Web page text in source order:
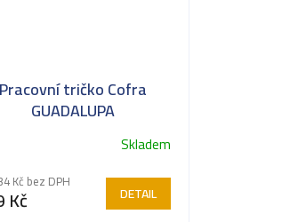
Pracovní tričko Cofra
GUADALUPA
Skladem
Kč bez DPH
Kč DETAIL